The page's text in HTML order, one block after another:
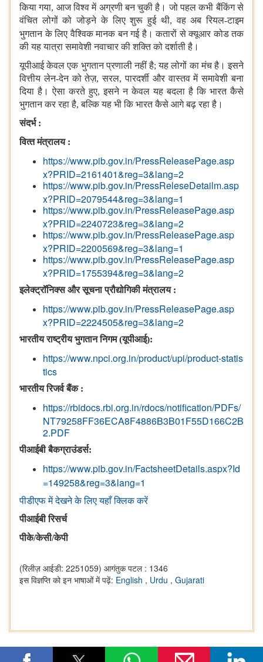
किया गया, आज विश्व में अग्रणी बन चुकी है। जो पहल कभी बैंकिंग से
वंचित लोगों को जोड़ने के लिए शुरू हुई थी, वह अब रियल-टाइम
भुगतान के लिए वैश्विक मानक बन गई है। कतारों से क्‍यूआर कोड तक
की यह यात्रा समावेशी नवाचार की शक्ति को दर्शाती है।
यूपीआई केवल एक भुगतान प्रणाली नहीं है; यह लोगों का मंच है। इसने
वित्तीय लेन-देन को तेज़, सरल, पारदर्शी और वास्तव में समावेशी बना
दिया है। ऐसा करते हुए, इसने न केवल यह बदला है कि भारत कैसे
भुगतान कर रहा है, बल्कि यह भी कि भारत कैसे आगे बढ़ रहा है।
संदर्भ :
वित्‍त मंत्रालय :
https://www.pib.gov.in/PressReleasePage.asp
x?PRID=2161401&reg=3&lang=2
https://www.pib.gov.in/PressReleseDetailm.asp
x?PRID=2079544&reg=3&lang=1
https://www.pib.gov.in/PressReleasePage.asp
x?PRID=2240723&reg=3&lang=2
https://www.pib.gov.in/PressReleasePage.asp
x?PRID=2200569&reg=3&lang=1
https://www.pib.gov.in/PressReleasePage.asp
x?PRID=1755394&reg=3&lang=2
इलेक्‍ट्रॉनिक्‍स और सूचना प्रौद्योगिकी मंत्रालय :
https://www.pib.gov.in/PressReleasePage.asp
x?PRID=2224505&reg=3&lang=2
भारतीय राष्ट्रीय भुगतान निगम(यूपीआई):
https://www.npci.org.in/product/upi/product-statis
tics
भारतीय रिजर्व बैंक :
https://rbidocs.rbi.org.in/rdocs/notification/PDFs/
NT79258FF36ECA8F4886B3B01F55D166C2B
2.PDF
पीआईबी बैकग्राउंडर्स:
https://www.pib.gov.in/FactsheetDetails.aspx?Id
=149258&reg=3&lang=1
पीडीएफ में देखने के लिए यहाँ क्लिक करें
पीआईबी रिसर्च
पीके/केसी/केपी
(रिलीज़ आईडी: 2251059) आगंतुक पटल : 1346
इस विज्ञप्ति को इन भाषाओं में पढ़ें: English , Urdu , Gujarati